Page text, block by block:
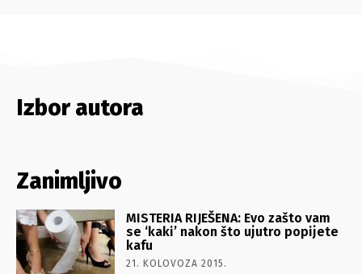
Izbor autora
Zanimljivo
MISTERIA RIJEŠENA: Evo zašto vam
se ‘kaki’ nakon što ujutro popijete
kafu
21. KOLOVOZA 2015.